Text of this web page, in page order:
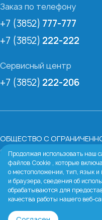
Заказ по телефону
+7 (3852) 777-777
+7 (3852) 222-222
Сервисный центр
+7 (3852) 222-206
ОБЩЕСТВО С
ОТВЕТСТВЕННОСТЬЮ
КОМПАНИЯ»
ИНН:2224067213
Юридический адрес:
Барнаул, пр-кт Ленина, д. 54
Тел:+7 903 995-72-22
Продолжая использовать наш
файлов Cookie , которые
о местоположении, тип, язык
и браузера, сведения об
обрабатываются для
качества работы нашего веб-